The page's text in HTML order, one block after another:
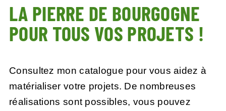
LA PIERRE DE BOURGOGNE
POUR TOUS VOS PROJETS !
Consultez mon catalogue pour vous aidez à
matérialiser votre projets. De nombreuses
réalisations sont possibles, vous pouvez